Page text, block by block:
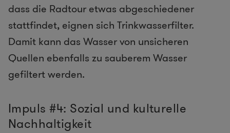
dass die Radtour etwas abgeschiedener
stattfindet, eignen sich Trinkwasserfilter.
Damit kann das Wasser von unsicheren
Quellen ebenfalls zu sauberem Wasser
gefiltert werden.
Impuls #4: Sozial und kulturelle
Nachhaltigkeit